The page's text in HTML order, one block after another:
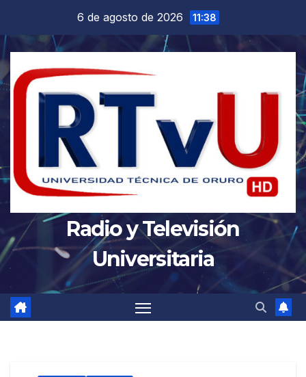
contenido
6 de agosto de 2026 11:38
Radio y Televisión
Universitaria